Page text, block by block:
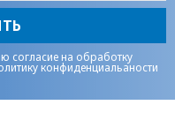
согласие на обработку
конфиденциальаности